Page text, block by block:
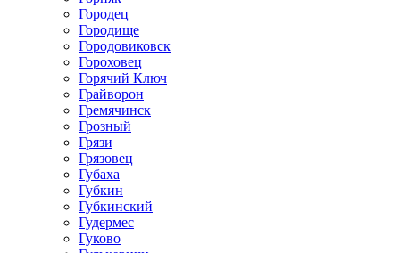
Городец
Городище
Городовиковск
Гороховец
Горячий Ключ
Грайворон
Гремячинск
Грозный
Грязи
Грязовец
Губаха
Губкин
Губкинский
Гудермес
Гуково